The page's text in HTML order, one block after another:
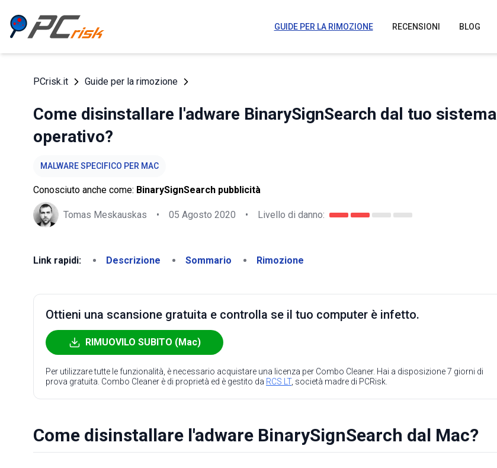
GUIDE PER LA RIMOZIONE RECENSIONI BLOG
PCrisk.it Guide per la rimozione
Come disinstallare l'adware BinarySignSearch dal tuo sistema
operativo?
MALWARE SPECIFICO PER MAC
Conosciuto anche come: BinarySignSearch pubblicità
Tomas Meskauskas • 05 Agosto 2020 • Livello di danno:
Link rapidi: Descrizione Sommario Rimozione
Ottieni una scansione gratuita e controlla se il tuo computer è infetto.
RIMUOVILO SUBITO (Mac)
Per utilizzare tutte le funzionalità, è necessario acquistare una licenza per Combo Cleaner. Hai a disposizione 7 giorni di
prova gratuita. Combo Cleaner è di proprietà ed è gestito da RCS LT, società madre di PCRisk.
Come disinstallare l'adware BinarySignSearch dal Mac?